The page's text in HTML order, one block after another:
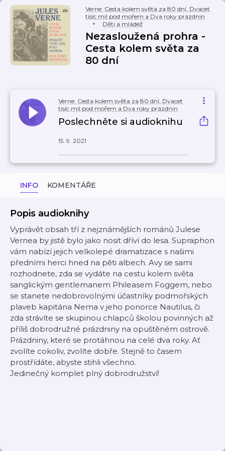
Verne: Cesta kolem světa za 80 dní, Dvacet
tisíc mil pod mořem a Dva roky prázdnin
Děti a mládež
Nezasloužená prohra -
Cesta kolem světa za
80 dní
Verne: Cesta kolem světa za 80 dní, Dvacet
tisíc mil pod mořem a Dva roky prázdnin
Poslechněte si audioknihu
15. 9. 2021
INFO KOMENTÁŘE
Popis audioknihy
Vyprávět obsah tří z nejznámějších románů Julese
Vernea by jistě bylo jako nosit dříví do lesa. Supraphon
vám nabízí jejich velkolepé dramatizace s našimi
předními herci hned na pěti albech. Avy se sami
rozhodnete, zda se vydáte na cestu kolem světa
sanglickým gentlemanem Phileasem Foggem, nebo
se stanete nedobrovolnými účastníky podmořských
plaveb kapitána Nema v jeho ponorce Nautilus, či
zda strávíte se skupinou chlapců školou povinných až
příliš dobrodružné prázdniny na opuštěném ostrově.
Prázdniny, které se protáhnou na celé dva roky. Ať
zvolíte cokoliv, zvolíte dobře. Stejně to časem
prostřídáte, abyste stihli všechno.
Jedinečný komplet plný dobrodružství!